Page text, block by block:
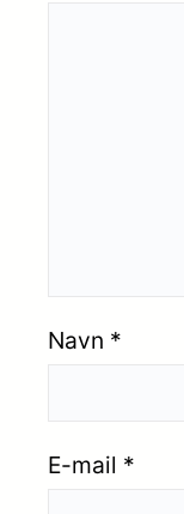
Navn *
E-mail *